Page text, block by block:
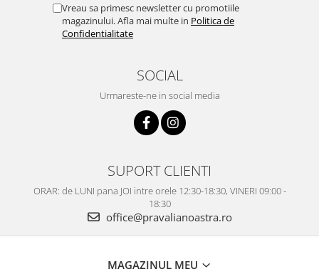
Vreau sa primesc newsletter cu promotiile
magazinului. Afla mai multe in Politica de
Confidentialitate
SOCIAL
Urmareste-ne in social media
SUPORT CLIENTI
ORAR: de LUNI pana JOI intre orele 12:30-18:30, VINERI 09:00 -
18:30
office@pravalianoastra.ro
MAGAZINUL MEU